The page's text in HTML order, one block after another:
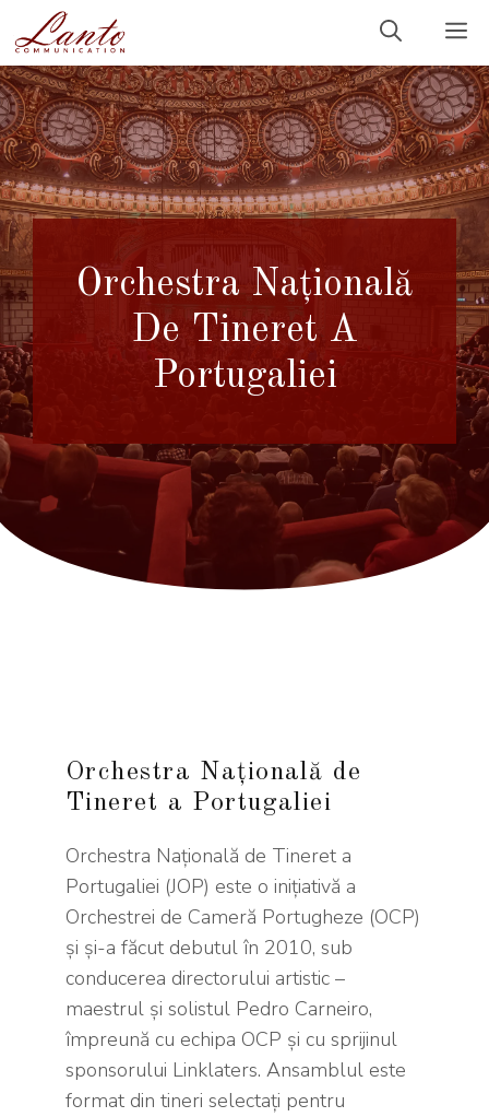
la
conținut
Orchestra Națională
De Tineret A
Portugaliei
Orchestra Națională de
Tineret a Portugaliei
Orchestra Națională de Tineret a
Portugaliei (JOP) este o inițiativă a
Orchestrei de Cameră Portugheze (OCP)
și și-a făcut debutul în 2010, sub
conducerea directorului artistic –
maestrul și solistul Pedro Carneiro,
împreună cu echipa OCP și cu sprijinul
sponsorului Linklaters. Ansamblul este
format din tineri selectați pentru